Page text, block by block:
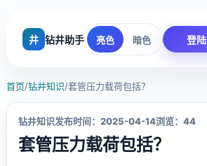
井 钻井助手 亮色 暗色 登陆
首页/钻井知识/套管压力载荷包括？
钻井知识发布时间：2025-04-14浏览：44
套管压力载荷包括？